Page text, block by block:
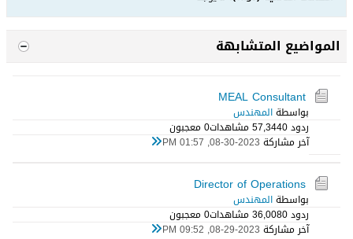
المواضيع المتشابهة
MEAL Consultant
بواسطةالمهندس
ردود 0 57,344 مشاهدات
0 معجبون
آخر مشاركة 08-30-2023, 01:57 PM
Director of Operations
بواسطةالمهندس
ردود 0 36,008 مشاهدات
0 معجبون
آخر مشاركة 08-29-2023, 09:52 PM